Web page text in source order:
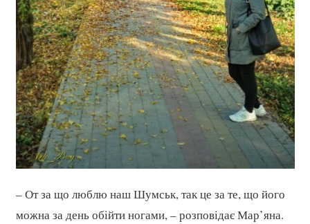
– От за що люблю наш Шумськ, так це за те, що його
можна за день обійти ногами, – розповідає Мар’яна.